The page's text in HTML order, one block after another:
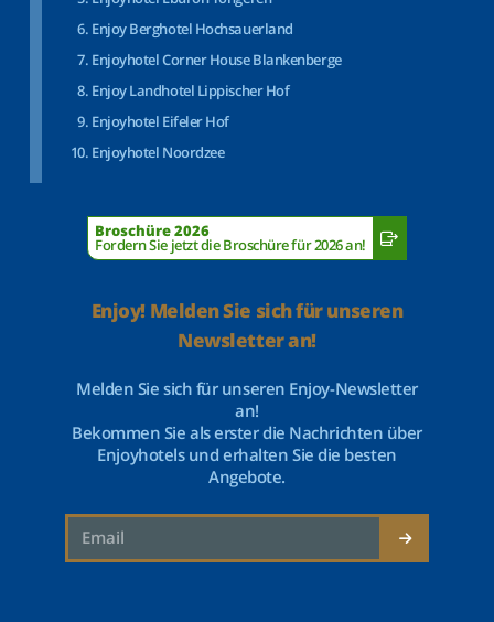
Enjoy Berghotel Hochsauerland
Enjoyhotel Corner House Blankenberge
Enjoy Landhotel Lippischer Hof
Enjoyhotel Eifeler Hof
Enjoyhotel Noordzee
Broschüre 2026
Fordern Sie jetzt die Broschüre für 2026 an!
Enjoy! Melden Sie sich für unseren
Newsletter an!
Melden Sie sich für unseren Enjoy-Newsletter
an!
Bekommen Sie als erster die Nachrichten über
Enjoyhotels und erhalten Sie die besten
Angebote.